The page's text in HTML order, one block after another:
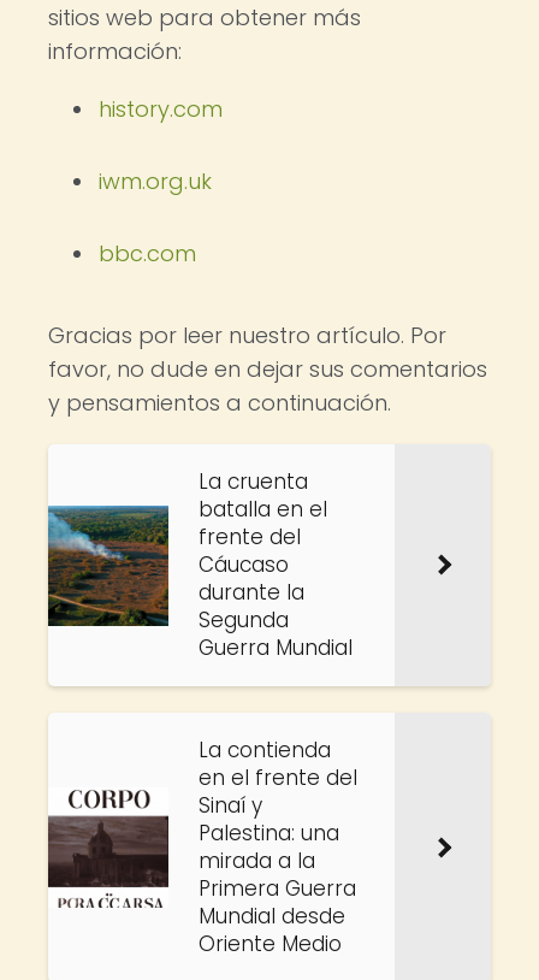
sitios web para obtener más
información:
history.com
iwm.org.uk
bbc.com
Gracias por leer nuestro artículo. Por
favor, no dude en dejar sus comentarios
y pensamientos a continuación.
La cruenta
batalla en el
frente del
Cáucaso
durante la
Segunda
Guerra Mundial
La contienda
en el frente del
Sinaí y
Palestina: una
mirada a la
Primera Guerra
Mundial desde
Oriente Medio